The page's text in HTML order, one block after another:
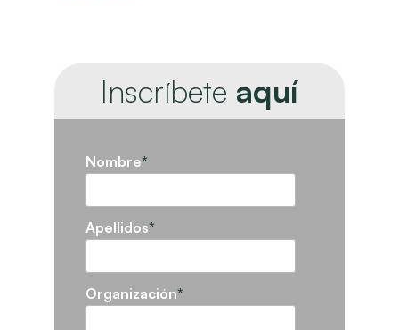
Inscríbete aquí
Nombre*
Apellidos*
Organización*